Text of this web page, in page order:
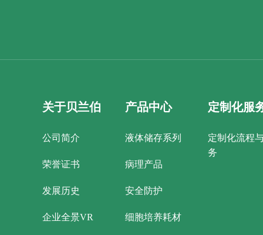
关于贝兰伯
公司简介
荣誉证书
发展历史
企业全景VR
产品中心
液体储存系列
病理产品
安全防护
细胞培养耗材
定制化服
定制化流程
务